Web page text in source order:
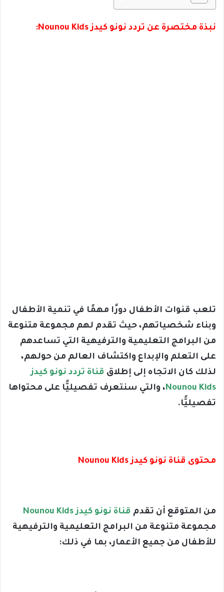
نبذة مختصرة عن تردد نونو كيدز Nounou Kids:
تلعب قنوات الأطفال دورًا مهمًا في تنمية الأطفال
وبناء شخصياتهم، حيث تقدم لهم مجموعة متنوعة
من البرامج التعليمية والترفيهية التي تساعدهم
على التعلم والإبداع واكتشاف العالم من حولهم،
لذلك كان الاتجاه إلى إطلاق قناة تردد نونو كيدز
Nounou Kids، والتي سنتعرف تفصيليًّا على محتواها
تفصيليًّا.
محتوى قناة نونو كيدز Nounou Kids
من المتوقع أن تقدم قناة نونو كيدز Nounou Kids
مجموعة متنوعة من البرامج التعليمية والترفيهية
للأطفال من جميع الأعمار، بما في ذلك: